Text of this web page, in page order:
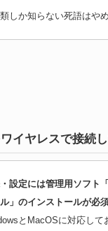
類しか知らない死語はや
イヤレスで接続
設定には管理用ソフト
」のインストールが必須
とMacOSに対応して